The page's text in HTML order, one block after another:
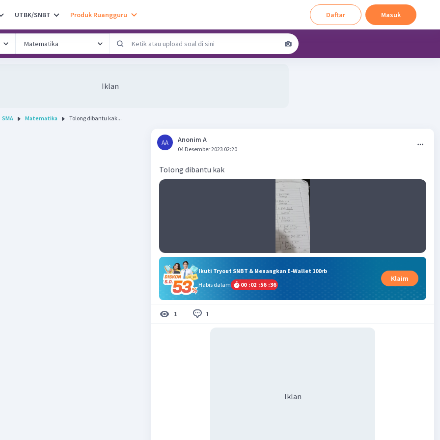
UTBK/SNBT Produk Ruangguru Daftar Masuk
Iklan
SMA Matematika Tolong dibantu kak...
AA Anonim A
04 Desember 2023 02:20
Tolong dibantu kak
Ikuti Tryout SNBT & Menangkan E-Wallet 100rb
Habis dalam
00 :02 :56 :35
Klaim
1 1
Iklan